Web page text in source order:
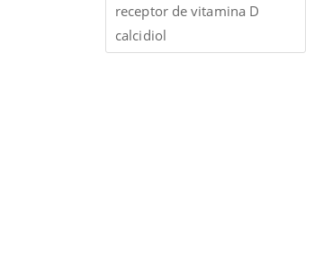
receptor de vitamina D
calcidiol